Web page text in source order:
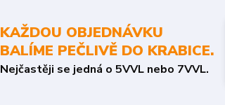
KAŽDOU OBJEDNÁVKU
BALÍME PEČLIVĚ DO KRABICE.
Nejčastěji se jedná o 5VVL nebo 7VVL.